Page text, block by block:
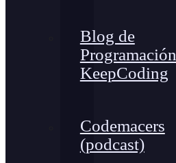
Blog de
Programación
KeepCoding
Codemacers
(podcast)